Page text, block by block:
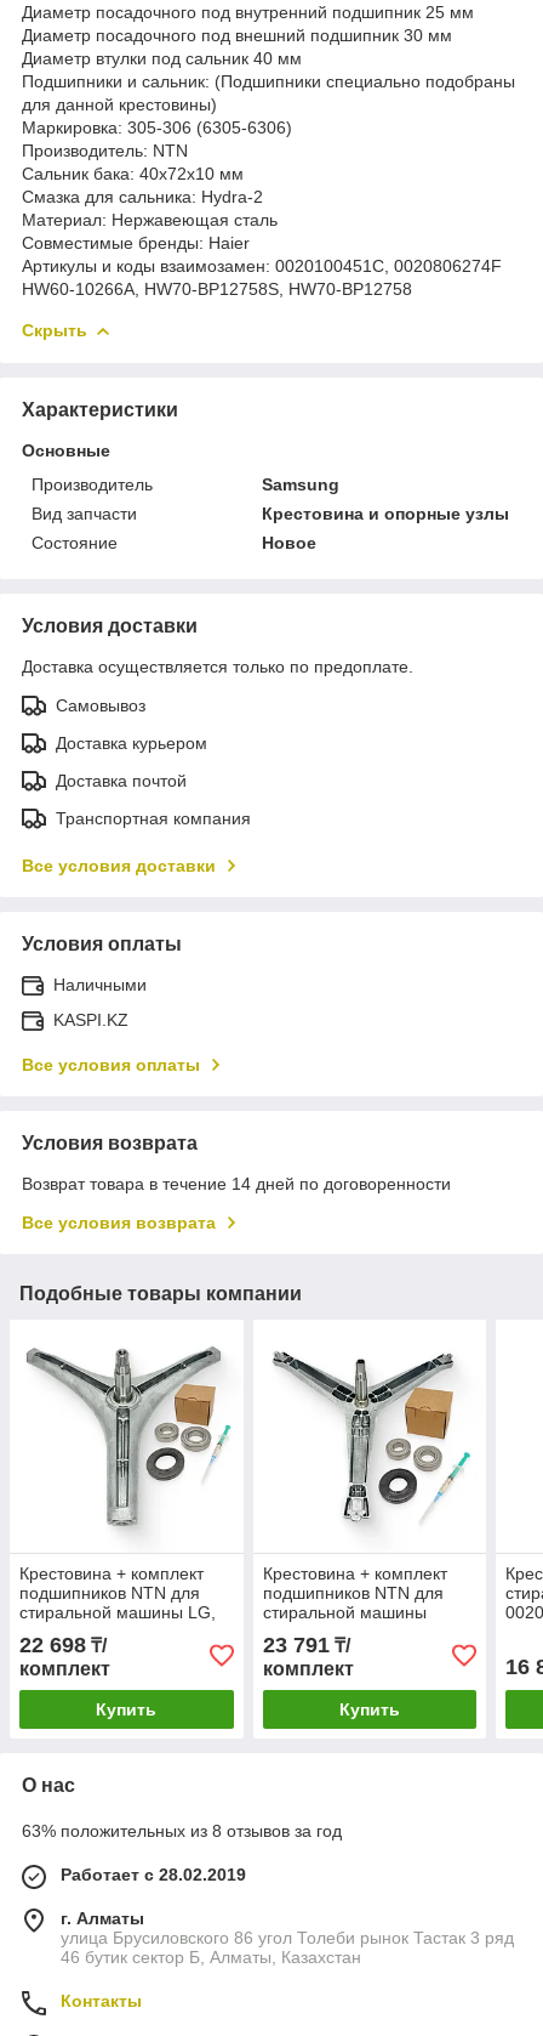
Диаметр посадочного под внутренний подшипник 25 мм
Диаметр посадочного под внешний подшипник 30 мм
Диаметр втулки под сальник 40 мм
Подшипники и сальник: (Подшипники специально подобраны
для данной крестовины)
Маркировка: 305-306 (6305-6306)
Производитель: NTN
Сальник бака: 40x72x10 мм
Смазка для сальника: Hydra-2
Материал: Нержавеющая сталь
Совместимые бренды: Haier
Артикулы и коды взаимозамен: 0020100451C, 0020806274F
HW60-10266A, HW70-BP12758S, HW70-BP12758
Скрыть
Характеристики
Основные
Производитель
Samsung
Вид запчасти
Крестовина и опорные узлы
Состояние
Новое
Условия доставки
Доставка осуществляется только по предоплате.
Самовывоз
Доставка курьером
Доставка почтой
Транспортная компания
Все условия доставки
Условия оплаты
Наличными
KASPI.KZ
Все условия оплаты
Условия возврата
Возврат товара в течение 14 дней по договоренности
Все условия возврата
Подобные товары компании
Крестовина + комплект
подшипников NTN для
стиральной машины LG,
вал 10 см, крепление под
болт, 4434ER1007D,
MHW34308901
22 698 ₸/
комплект
Купить
Крестовина + комплект
подшипников NTN для
стиральной машины
Samsung, вал 107 мм
DC97-15183A, DC97-
15971A
23 791₸/
комплект
Купить
16
О нас
63% положительных из 8 отзывов за год
Работает с 28.02.2019
г. Алматы
улица Брусиловского 86 угол Толеби рынок Тастак 3 ряд
46 бутик сектор Б, Алматы, Казахстан
Контакты